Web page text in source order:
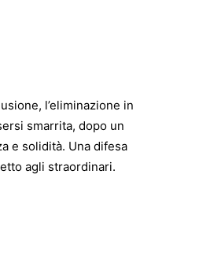
l’eliminazione in
smarrita, dopo un
e solidità. Una difesa
agli straordinari.